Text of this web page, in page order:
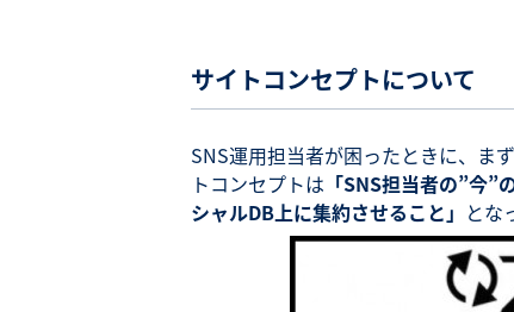
サイトコンセプトについて
SNS運用担当者が困ったときに、ま
トコンセプトは 「SNS担当者の”今
シャルDB上に集約させること」 とな